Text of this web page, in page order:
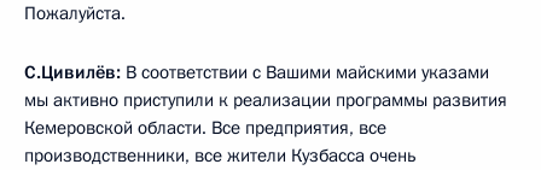
Пожалуйста.
С.Цивилёв: В соответствии с Вашими майскими указами
мы активно приступили к реализации программы развития
Кемеровской области. Все предприятия, все
производственники, все жители Кузбасса очень